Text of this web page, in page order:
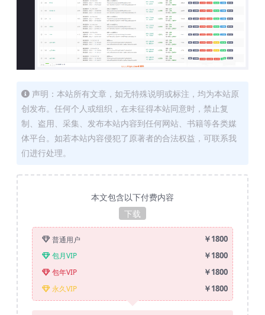
声明：本站所有文章，如无特殊说明或标注，均为本站原
创发布。任何个人或组织，在未征得本站同意时，禁止复
制、盗用、采集、发布本站内容到任何网站、书籍等各类媒
体平台。如若本站内容侵犯了原著者的合法权益，可联系我
们进行处理。
本文包含以下付费内容
下载
普通用户 ￥1800
包月VIP ￥1800
包年VIP ￥1800
永久VIP ￥1800